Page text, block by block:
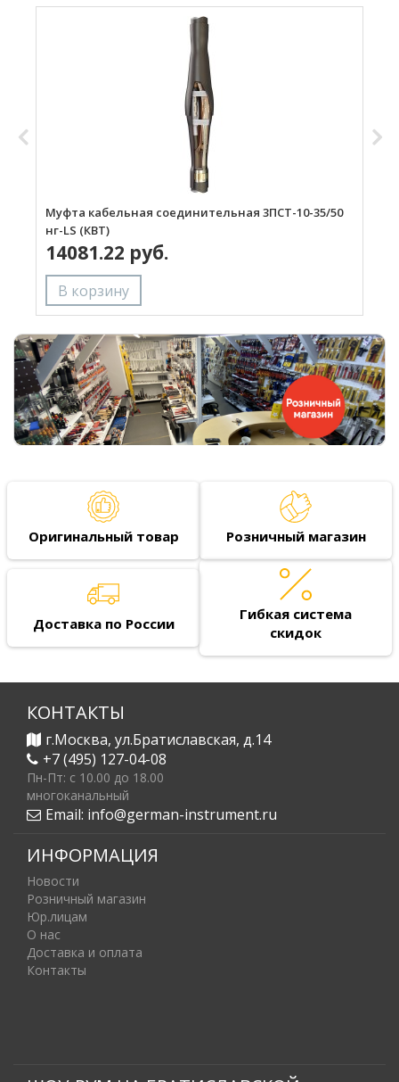
Муфта кабельная соединительная 3ПСТ-10-35/50
нг-LS (КВТ)
14081.22 руб.
Оригинальный товар Розничный магазин
Доставка по России
Гибкая система
скидок
КОНТАКТЫ
г.Москва, ул.Братиславская, д.14
+7 (495) 127-04-08
Пн-Пт: c 10.00 до 18.00
многоканальный
Email: info@german-instrument.ru
ИНФОРМАЦИЯ
Новости
Розничный магазин
Юр.лицам
О нас
Доставка и оплата
Контакты